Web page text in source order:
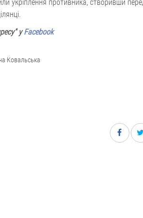
укріплення противника, створивши
уFacebook
Ковальська